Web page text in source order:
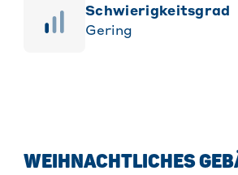
Schwierigkeitsgrad
Gering
WEIHNACHTLICHES